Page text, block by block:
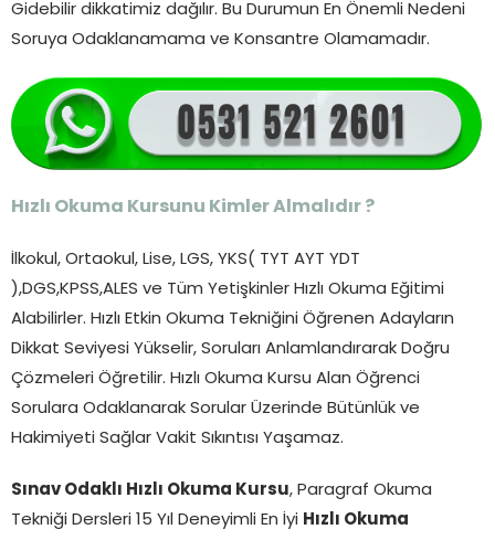
Gidebilir dikkatimiz dağılır. Bu Durumun En Önemli Nedeni
Soruya Odaklanamama ve Konsantre Olamamadır.
Hızlı Okuma Kursunu Kimler Almalıdır ?
İlkokul, Ortaokul, Lise, LGS, YKS( TYT AYT YDT
),DGS,KPSS,ALES ve Tüm Yetişkinler Hızlı Okuma Eğitimi
Alabilirler. Hızlı Etkin Okuma Tekniğini Öğrenen Adayların
Dikkat Seviyesi Yükselir, Soruları Anlamlandırarak Doğru
Çözmeleri Öğretilir. Hızlı Okuma Kursu Alan Öğrenci
Sorulara Odaklanarak Sorular Üzerinde Bütünlük ve
Hakimiyeti Sağlar Vakit Sıkıntısı Yaşamaz.
Sınav Odaklı Hızlı Okuma Kursu , Paragraf Okuma
Tekniği Dersleri 15 Yıl Deneyimli En İyi Hızlı Okuma